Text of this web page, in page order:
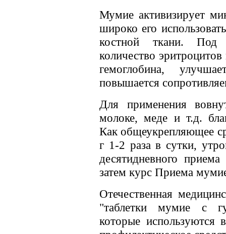
Мумие активизирует
широко его
костной ткани. Под
количество
гемоглобина,
повышается
Для применения
молоке, меде и т.д.
Как общеукрепляющее
г 1-2 раза в сутки,
десятидневного
затем курс Приема
Отечественная
"таблетки мумие с
которые используются